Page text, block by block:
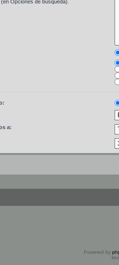
Opciones de búsqueda).
a:
Powered by